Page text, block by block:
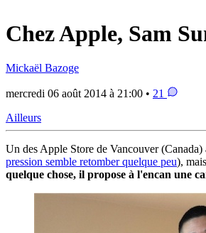
Chez Apple, Sam
Mickaël Bazoge
mercredi 06 août 2014 à 21:00 • 21
Ailleurs
Un des Apple Store de Vancouver
pression semble retomber quelque peu),
quelque chose, il propose à l'encan une